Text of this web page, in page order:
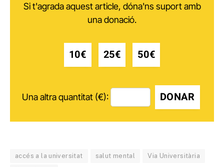
Si t'agrada aquest article, dóna'ns suport amb
una donació.
10€ 25€ 50€
Una altra quantitat (€): DONAR
accés a la universitat salut mental Via Universitària